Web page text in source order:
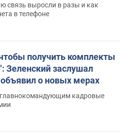
связь выросли в разы и как
в телефоне
получить комплекты
Зеленский заслушал
о новых мерах
главнокомандующим кадровые